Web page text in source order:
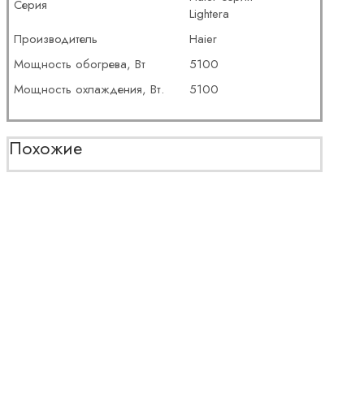
Серия
Lightera
Производитель
Haier
Мощность обогрева, Вт
5100
Мощность охлаждения, Вт.
5100
Похожие